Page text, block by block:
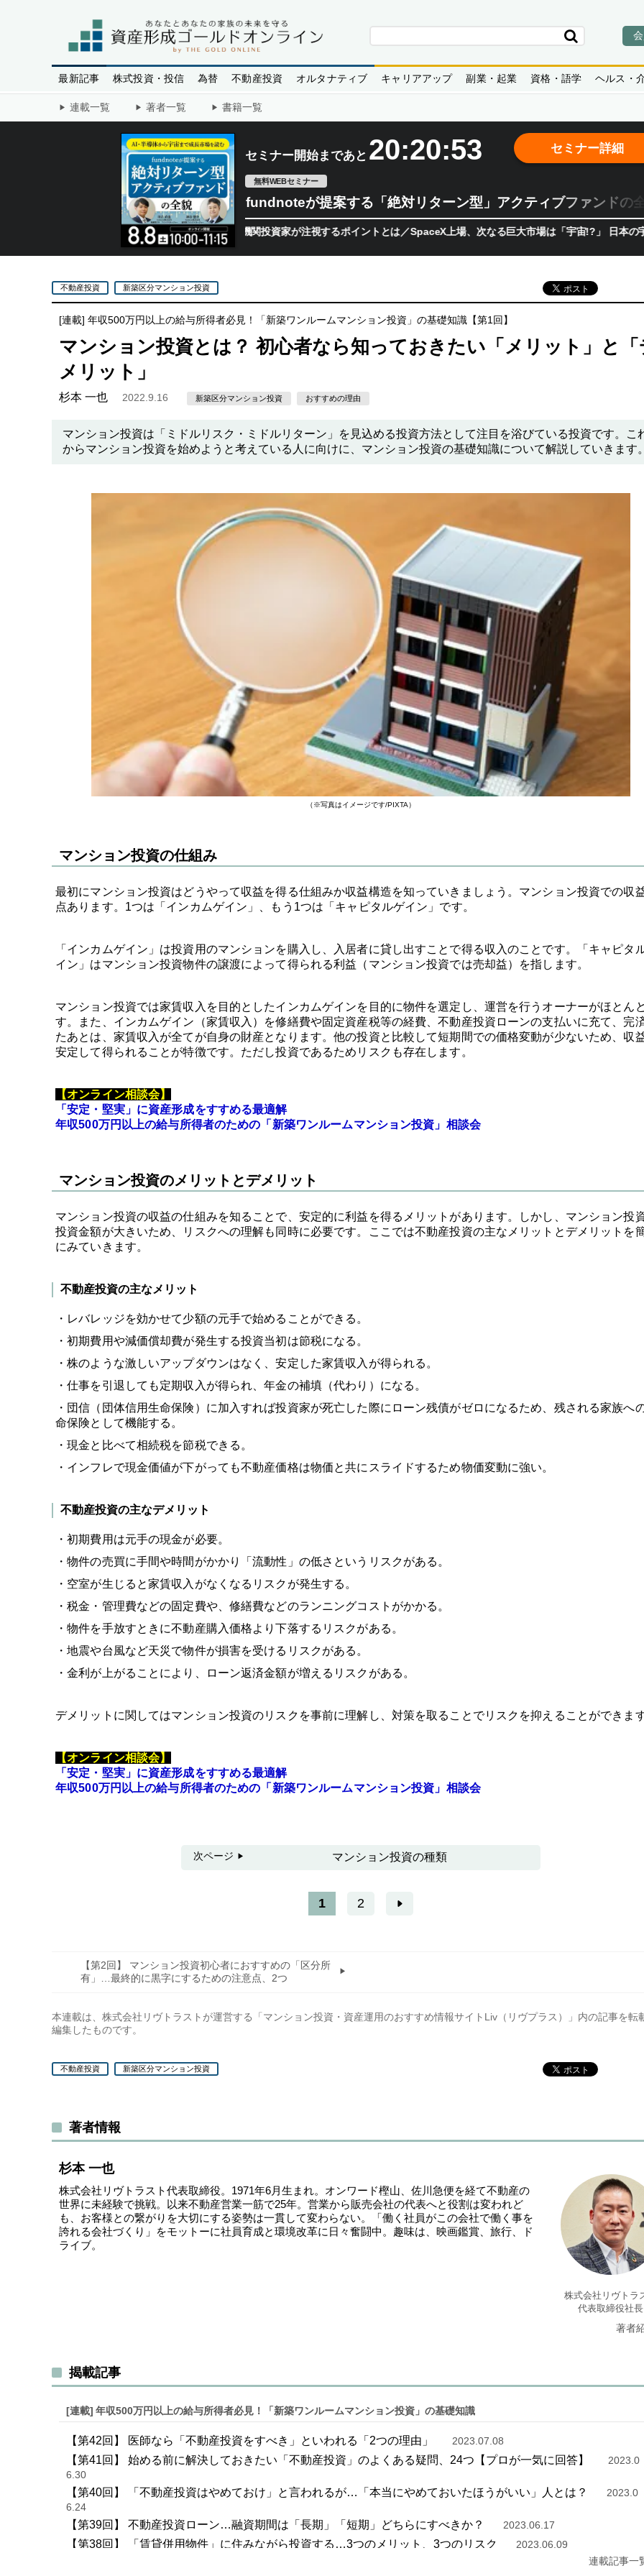
最新記事 株式投資・投信 為替 不動産投資 オルタナティブ キャリアアップ 副業・起業 資格・語学 ヘルス・
連載一覧 著者一覧 書籍一覧
セミナー開始まであと 20:20:52
無料WEBセミナー
fundnoteが提案する「絶対リターン型」アクティブファンドの
半導体相場は次のステージへ。今、機関投資家が注視するポイントとは／SpaceX上場、次なる巨大市場は「宇宙!?」 日本の宇宙ベ
セミナー詳細
不動産投資 新築区分マンション投資
[連載] 年収500万円以上の給与所得者必見！「新築ワンルームマンション投資」の基礎知識【第1回】
マンション投資とは？ 初心者なら知っておきたい「メリット」と「
メリット」
杉本 一也 2022.9.16 新築区分マンション投資 おすすめの理由
マンション投資は「ミドルリスク・ミドルリターン」を見込める投資方法として注目を浴びている投資です。こ
からマンション投資を始めようと考えている人に向けに、マンション投資の基礎知識について解説していきます
（※写真はイメージです/PIXTA）
マンション投資の仕組み
最初にマンション投資はどうやって収益を得る仕組みか収益構造を知っていきましょう。マンション投資での収
点あります。1つは「インカムゲイン」、もう1つは「キャピタルゲイン」です。
「インカムゲイン」は投資用のマンションを購入し、入居者に貸し出すことで得る収入のことです。「キャピタ
イン」はマンション投資物件の譲渡によって得られる利益（マンション投資では売却益）を指します。
マンション投資では家賃収入を目的としたインカムゲインを目的に物件を選定し、運営を行うオーナーがほとん
す。また、インカムゲイン（家賃収入）を修繕費や固定資産税等の経費、不動産投資ローンの支払いに充て、完
たあとは、家賃収入が全てが自身の財産となります。他の投資と比較して短期間での価格変動が少ないため、収
安定して得られることが特徴です。ただし投資であるためリスクも存在します。
【オンライン相談会】
「安定・堅実」に資産形成をすすめる最適解
年収500万円以上の給与所得者のための「新築ワンルームマンション投資」相談会
マンション投資のメリットとデメリット
マンション投資の収益の仕組みを知ることで、安定的に利益を得るメリットがあります。しかし、マンション投
投資金額が大きいため、リスクへの理解も同時に必要です。ここでは不動産投資の主なメリットとデメリットを
にみていきます。
不動産投資の主なメリット
・レバレッジを効かせて少額の元手で始めることができる。
・初期費用や減価償却費が発生する投資当初は節税になる。
・株のような激しいアップダウンはなく、安定した家賃収入が得られる。
・仕事を引退しても定期収入が得られ、年金の補填（代わり）になる。
・団信（団体信用生命保険）に加入すれば投資家が死亡した際にローン残債がゼロになるため、残される家族へ
命保険として機能する。
・現金と比べて相続税を節税できる。
・インフレで現金価値が下がっても不動産価格は物価と共にスライドするため物価変動に強い。
不動産投資の主なデメリット
・初期費用は元手の現金が必要。
・物件の売買に手間や時間がかかり「流動性」の低さというリスクがある。
・空室が生じると家賃収入がなくなるリスクが発生する。
・税金・管理費などの固定費や、修繕費などのランニングコストがかかる。
・物件を手放すときに不動産購入価格より下落するリスクがある。
・地震や台風など天災で物件が損害を受けるリスクがある。
・金利が上がることにより、ローン返済金額が増えるリスクがある。
デメリットに関してはマンション投資のリスクを事前に理解し、対策を取ることでリスクを抑えることができま
【オンライン相談会】
「安定・堅実」に資産形成をすすめる最適解
年収500万円以上の給与所得者のための「新築ワンルームマンション投資」相談会
次ページ マンション投資の種類
1 2
【第2回】 マンション投資初心者におすすめの「区分所
有」…最終的に黒字にするための注意点、2つ
本連載は、株式会社リヴトラストが運営する「 マンション投資・資産運用のおすすめ情報サイトLiv（リヴプラス）
」内の記事を転
編集したものです。
不動産投資 新築区分マンション投資
著者情報
杉本 一也
株式会社リヴトラスト代表取締役。1971年6月生まれ。オンワード樫山、佐川急便を経て不動産の
世界に未経験で挑戦。以来不動産営業一筋で25年。営業から販売会社の代表へと役割は変われど
も、お客様との繋がりを大切にする姿勢は一貫して変わらない。「働く社員がこの会社で働く事を
誇れる会社づくり」をモットーに社員育成と環境改革に日々奮闘中。趣味は、映画鑑賞、旅行、ド
ライブ。
株式会社リヴトラ
代表取締役社長
著者
揭載記事
[連載] 年収500万円以上の給与所得者必見！「新築ワンルームマンション投資」の基礎知識
【第42回】 医師なら「不動産投資をすべき」といわれる「2つの理由」 2023.07.08
【第41回】 始める前に解決しておきたい「不動産投資」のよくある疑問、24つ【プロが一気に回答】
2023.0
6.30
【第40回】 「不動産投資はやめておけ」と言われるが…「本当にやめておいたほうがいい」人とは？
2023.0
6.24
【第39回】 不動産投資ローン…融資期間は「長期」「短期」どちらにすべきか？ 2023.06.17
【第38回】 「賃貸併用物件」に住みながら投資する…3つのメリット、3つのリスク
2023.06.09
連載記事一